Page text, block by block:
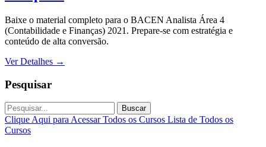
Baixe o material completo para o BACEN Analista Área 4
(Contabilidade e Finanças) 2021. Prepare-se com estratégia e
conteúdo de alta conversão.
Ver Detalhes →
Pesquisar
Buscar
Clique Aqui para Acessar Todos os Cursos Lista de Todos os
Cursos